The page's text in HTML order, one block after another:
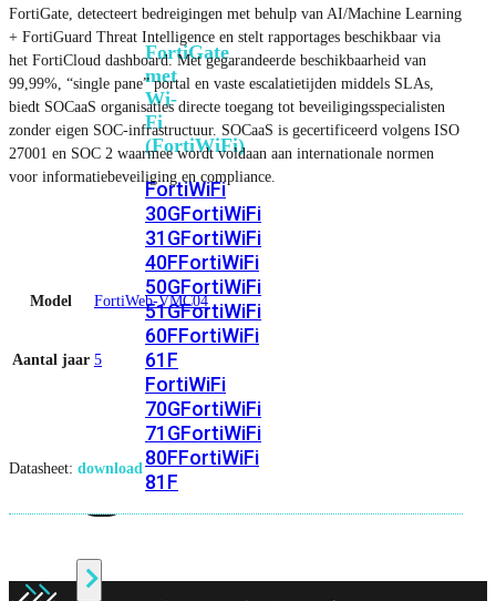
FortiGate
met
Wi-
Fi
(FortiWiFi)
FortiWiFi
30GFortiWiFi
31GFortiWiFi
40FFortiWiFi
50GFortiWiFi
51GFortiWiFi
60FFortiWiFi
61F
FortiWiFi
70GFortiWiFi
71GFortiWiFi
80FFortiWiFi
81F
FortiGate, detecteert bedreigingen met behulp van AI/Machine Learning
+ FortiGuard Threat Intelligence en stelt rapportages beschikbaar via
het FortiCloud dashboard. Met gegarandeerde beschikbaarheid van
99,99%, “single pane” portal en vaste escalatietijden middels SLAs,
biedt SOCaaS organisaties directe toegang tot beveiligingsspecialisten
zonder eigen SOC-infrastructuur. SOCaaS is gecertificeerd volgens ISO
27001 en SOC 2 waarmee wordt voldaan aan internationale normen
voor informatiebeveiliging en compliance.
Model FortiWeb-VMC04
Aantal jaar 5
Datasheet: download